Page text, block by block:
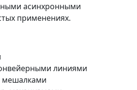
асинхронными
применениях.
линиями